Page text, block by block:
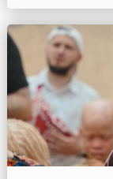
сделать
рождения